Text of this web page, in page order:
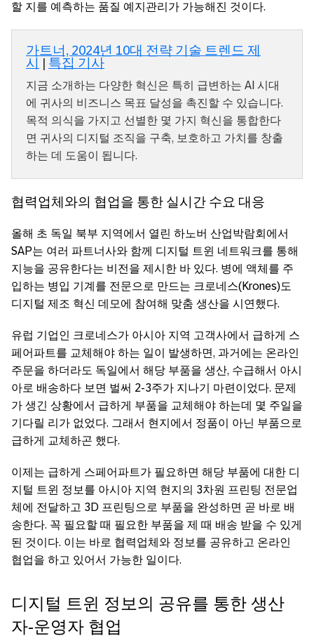
할 지를 예측하는 품질 예지관리가 가능해진 것이다.
가트너, 2024년 10대 전략 기술 트렌드 제
시
| 특집 기사
지금 소개하는 다양한 혁신은 특히 급변하는 AI 시대
에 귀사의 비즈니스 목표 달성을 촉진할 수 있습니다.
목적 의식을 가지고 선별한 몇 가지 혁신을 통합한다
면 귀사의 디지털 조직을 구축, 보호하고 가치를 창출
하는 데 도움이 됩니다.
협력업체와의 협업을 통한 실시간 수요 대응
올해 초 독일 북부 지역에서 열린 하노버 산업박람회에서
SAP는 여러 파트너사와 함께 디지털 트윈 네트워크를 통해
지능을 공유한다는 비전을 제시한 바 있다. 병에 액체를 주
입하는 병입 기계를 전문으로 만드는 크로네스(Krones)도
디지털 제조 혁신 데모에 참여해 맞춤 생산을 시연했다.
유럽 기업인 크로네스가 아시아 지역 고객사에서 급하게 스
페어파트를 교체해야 하는 일이 발생하면, 과거에는 온라인
주문을 하더라도 독일에서 해당 부품을 생산, 수급해서 아시
아로 배송하다 보면 벌써 2-3주가 지나기 마련이었다. 문제
가 생긴 상황에서 급하게 부품을 교체해야 하는데 몇 주일을
기다릴 리가 없었다. 그래서 현지에서 정품이 아닌 부품으로
급하게 교체하곤 했다.
이제는 급하게 스페어파트가 필요하면 해당 부품에 대한 디
지털 트윈 정보를 아시아 지역 현지의 3차원 프린팅 전문업
체에 전달하고 3D 프린팅으로 부품을 완성하면 곧 바로 배
송한다. 꼭 필요할 때 필요한 부품을 제 때 배송 받을 수 있게
된 것이다. 이는 바로 협력업체와 정보를 공유하고 온라인
협업을 하고 있어서 가능한 일이다.
디지털 트윈 정보의 공유를 통한 생산
자-운영자 협업